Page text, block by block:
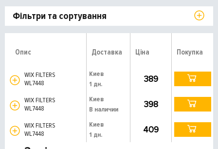
Фільтри та сортування
Опис Доставка Ціна Покупка
WIX FILTERS
WL7448
Киев
1 дн.
389
WIX FILTERS
WL7448
Киев
В наличии
398
WIX FILTERS
WL7448
Киев
1 дн.
409